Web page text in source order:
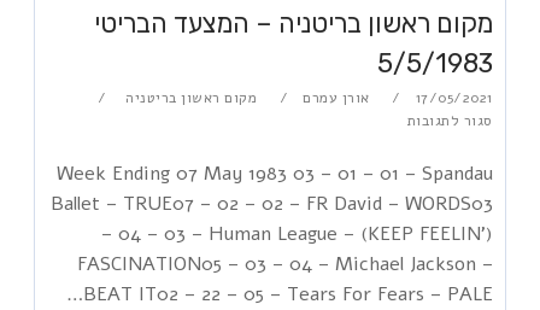
מקום ראשון בריטניה – המצעד הבריטי
5/5/1983
17/05/2021 אורן עמרם
מקום ראשון בריטניה
סגור לתגובות
Week Ending 07 May 1983 03 – 01 – 01 – Spandau
Ballet – TRUE07 – 02 – 02 – FR David – WORDS03
– 04 – 03 – Human League – (KEEP FEELIN')
FASCINATION05 – 03 – 04 – Michael Jackson –
BEAT IT02 – 22 – 05 – Tears For Fears – PALE…